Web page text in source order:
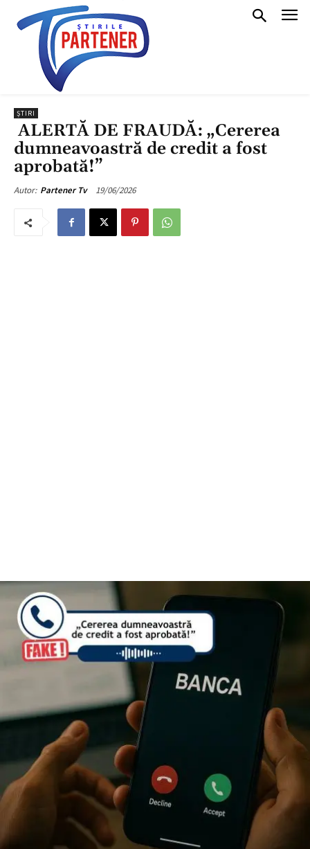
ȘTIRI
ALERTĂ DE FRAUDĂ: „Cererea
dumneavoastră de credit a fost
aprobată!”
Autor: Partener Tv 19/06/2026